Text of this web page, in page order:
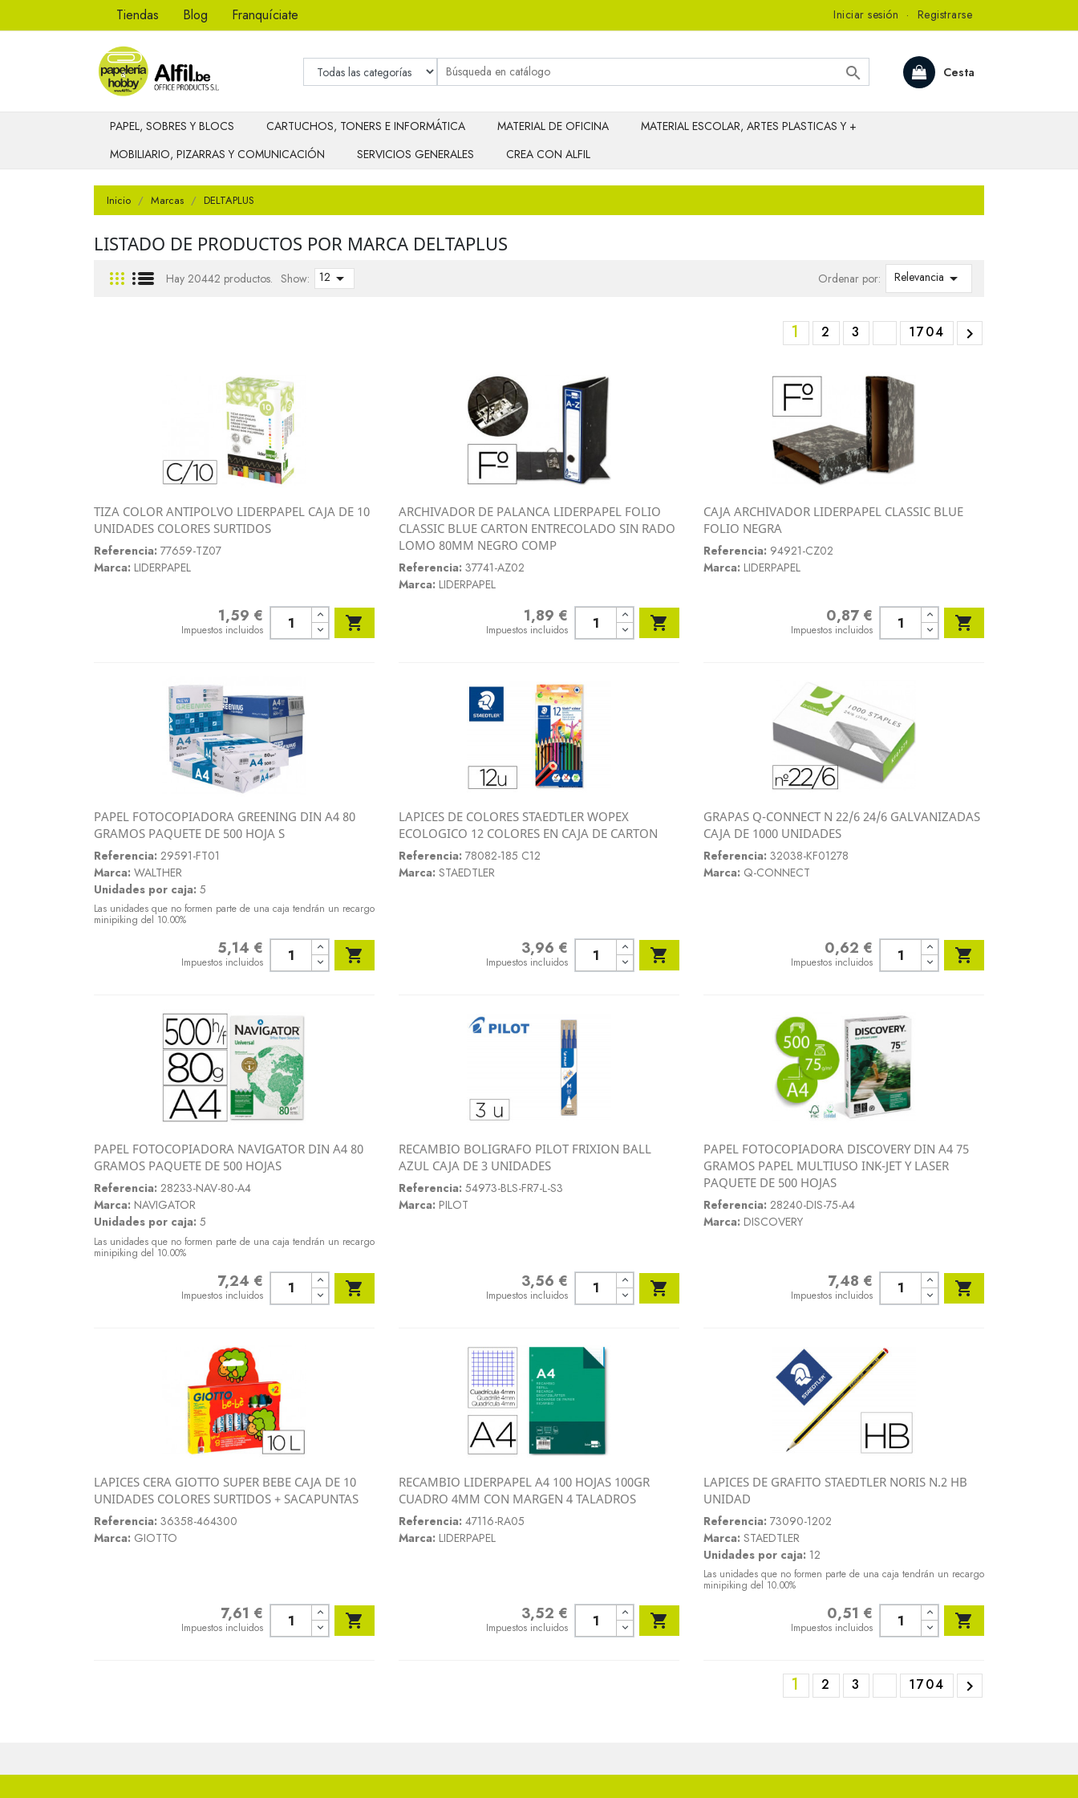
Tiendas Blog Franquíciate Iniciar sesión · Registrarse
Cesta

PAPEL, SOBRES Y BLOCS CARTUCHOS, TONERS E INFORMÁTICA MATERIAL DE OFICINA
MATERIAL ESCOLAR, ARTES PLASTICAS Y +
MOBILIARIO, PIZARRAS Y COMUNICACIÓN
SERVICIOS GENERALES CREA CON ALFIL
Inicio Marcas DELTAPLUS
LISTADO DE PRODUCTOS POR MARCA DELTAPLUS
Hay 20442 productos. Show: 12  Ordenar por: Relevancia 
1 2 3 1704 
 Vista rápida
TIZA COLOR ANTIPOLVO LIDERPAPEL CAJA DE 10
UNIDADES COLORES SURTIDOS
Referencia: 77659-TZ07
Marca: LIDERPAPEL
1,59 €
Impuestos incluidos 
Vista rápida
ARCHIVADOR DE PALANCA LIDERPAPEL FOLIO
CLASSIC BLUE CARTON ENTRECOLADO SIN RADO
LOMO 80MM NEGRO COMP
Referencia: 37741-AZ02
Marca: LIDERPAPEL
1,89 €
Impuestos incluidos 
CAJA ARCHIVADOR LIDERPAPEL CLASSIC BLUE
FOLIO NEGRA
Referencia: 94921-CZ02
Marca: LIDERPAPEL
0,87 €
Impuestos incluidos 
Vista rápida
PAPEL FOTOCOPIADORA GREENING DIN A4 80
GRAMOS PAQUETE DE 500 HOJA S
Referencia: 29591-FT01
Marca: WALTHER
Unidades por caja: 5
Las unidades que no formen parte de una caja tendrán un recargo
minipiking del 10.00%
5,14 €
Impuestos incluidos 
Vista rápida
LAPICES DE COLORES STAEDTLER WOPEX
ECOLOGICO 12 COLORES EN CAJA DE CARTON
Referencia: 78082-185 C12
Marca: STAEDTLER
3,96 €
Impuestos incluidos 
Vista rápida
GRAPAS Q-CONNECT N 22/6 24/6 GALVANIZADAS
CAJA DE 1000 UNIDADES
Referencia: 32038-KF01278
Marca: Q-CONNECT
0,62 €
Impuestos incluidos 
Vista rápida
PAPEL FOTOCOPIADORA NAVIGATOR DIN A4 80
GRAMOS PAQUETE DE 500 HOJAS
Referencia: 28233-NAV-80-A4
Marca: NAVIGATOR
Unidades por caja: 5
Las unidades que no formen parte de una caja tendrán un recargo
minipiking del 10.00%
7,24 €
Impuestos incluidos 
Vista rápida
RECAMBIO BOLIGRAFO PILOT FRIXION BALL
AZUL CAJA DE 3 UNIDADES
Referencia: 54973-BLS-FR7-L-S3
Marca: PILOT
3,56 €
Impuestos incluidos 
Vista rápida
PAPEL FOTOCOPIADORA DISCOVERY DIN A4 75
GRAMOS PAPEL MULTIUSO INK-JET Y LASER
PAQUETE DE 500 HOJAS
Referencia: 28240-DIS-75-A4
Marca: DISCOVERY
7,48 €
Impuestos incluidos 
 Vista rápida
LAPICES CERA GIOTTO SUPER BEBE CAJA DE 10
UNIDADES COLORES SURTIDOS + SACAPUNTAS
Referencia: 36358-464300
Marca: GIOTTO
7,61 €
Impuestos incluidos 
Vista rápida
RECAMBIO LIDERPAPEL A4 100 HOJAS 100GR
CUADRO 4MM CON MARGEN 4 TALADROS
Referencia: 47116-RA05
Marca: LIDERPAPEL
3,52 €
Impuestos incluidos 
LAPICES DE GRAFITO STAEDTLER NORIS N.2 HB
UNIDAD
Referencia: 73090-1202
Marca: STAEDTLER
Unidades por caja: 12
Las unidades que no formen parte de una caja tendrán un recargo
minipiking del 10.00%
0,51 €
Impuestos incluidos 
1 2 3 1704 